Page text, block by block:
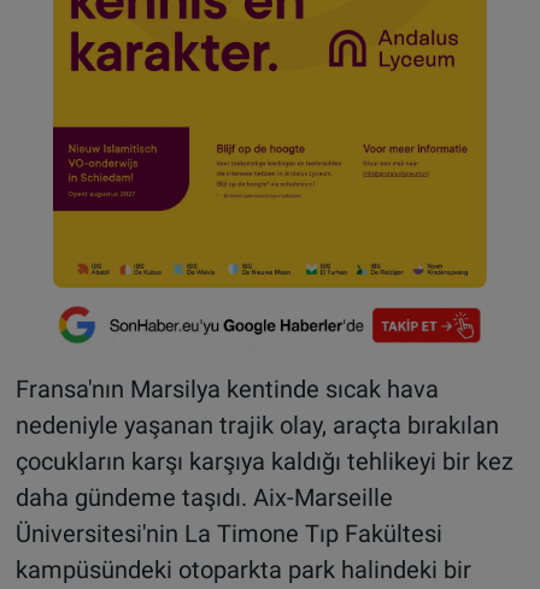
Fransa'nın Marsilya kentinde sıcak hava
nedeniyle yaşanan trajik olay, araçta bırakılan
çocukların karşı karşıya kaldığı tehlikeyi bir kez
daha gündeme taşıdı. Aix-Marseille
Üniversitesi'nin La Timone Tıp Fakültesi
kampüsündeki otoparkta park halindeki bir